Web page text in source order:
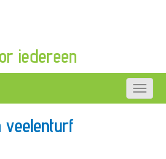
iedereen
veelenturf